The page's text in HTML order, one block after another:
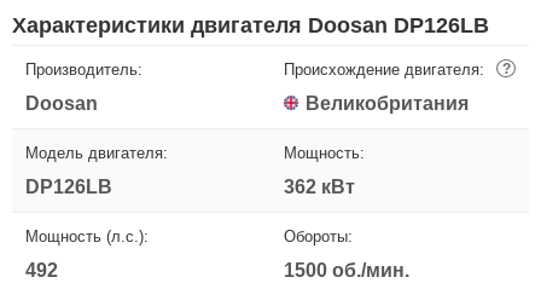
Характеристики двигателя Doosan DP126LB
Производитель:
Doosan
Происхождение двигателя: ?
Великобритания
Модель двигателя:
DP126LB
Мощность:
362 кВт
Мощность (л.с.):
492
Обороты:
1500 об./мин.